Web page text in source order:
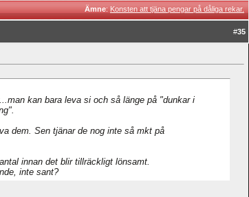
Ämne:Konsten att tjäna pengar på dåliga rekar.
#35
kan bara leva si och så länge på "dunkar i
dem. Sen tjänar de nog inte så mkt på
innan det blir tillräckligt lönsamt.
inte sant?